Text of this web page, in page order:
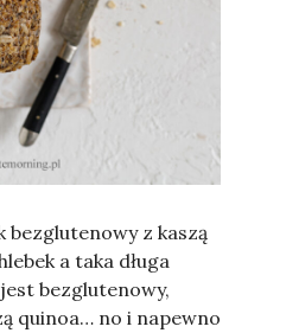
bezglutenowy z kaszą
a taka długa
bezglutenowy,
quinoa… no i napewno